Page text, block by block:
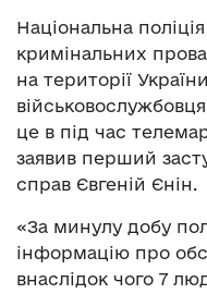
Національна
кримінальних
на території
це в під час
заявив перший
справ Євгеній Єнін.
«За минулу добу
інформацію про
внаслідок чого 7